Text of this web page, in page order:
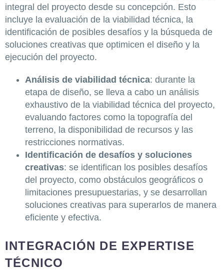
integral del proyecto desde su concepción. Esto
incluye la evaluación de la viabilidad técnica, la
identificación de posibles desafíos y la búsqueda de
soluciones creativas que optimicen el diseño y la
ejecución del proyecto.
Análisis de viabilidad técnica: durante la
etapa de diseño, se lleva a cabo un análisis
exhaustivo de la viabilidad técnica del proyecto,
evaluando factores como la topografía del
terreno, la disponibilidad de recursos y las
restricciones normativas.
Identificación de desafíos y soluciones
creativas: se identifican los posibles desafíos
del proyecto, como obstáculos geográficos o
limitaciones presupuestarias, y se desarrollan
soluciones creativas para superarlos de manera
eficiente y efectiva.
INTEGRACIÓN DE EXPERTISE
TÉCNICO